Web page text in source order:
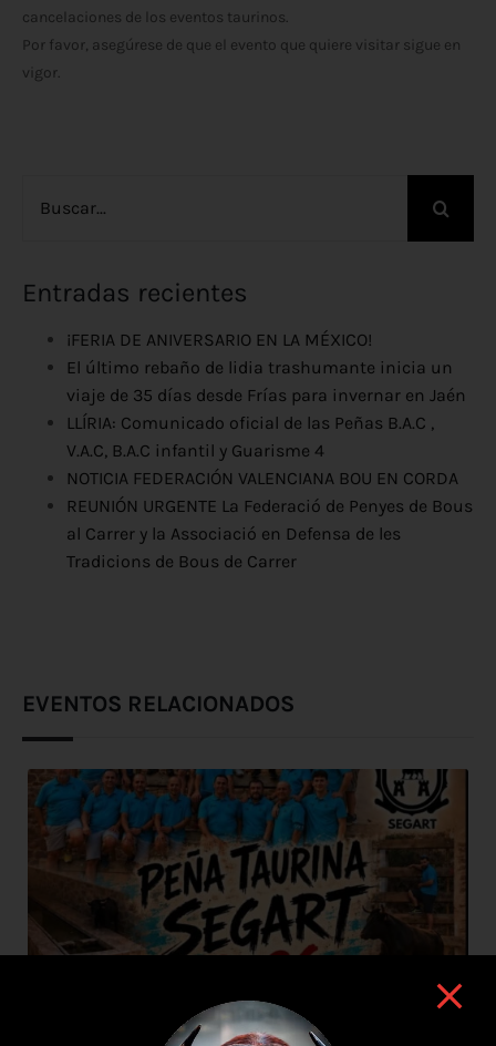
cancelaciones de los eventos taurinos.
Por favor, asegúrese de que el evento que quiere visitar sigue en
vigor.
Entradas recientes
¡FERIA DE ANIVERSARIO EN LA MÉXICO!
El último rebaño de lidia trashumante inicia un
viaje de 35 días desde Frías para invernar en Jaén
LLÍRIA: Comunicado oficial de las Peñas B.A.C ,
V.A.C, B.A.C infantil y Guarisme 4
NOTICIA FEDERACIÓN VALENCIANA BOU EN CORDA
REUNIÓN URGENTE La Federació de Penyes de Bous
al Carrer y la Associació en Defensa de les
Tradicions de Bous de Carrer
EVENTOS RELACIONADOS